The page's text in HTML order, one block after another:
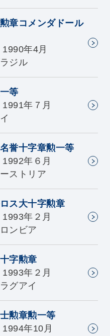
章コメンダドール
年4月
ジル
等
年７月
誉十字章勲一等
年６月
ストリア
ス大十字勲章
年２月
ンビア
字勲章
年２月
グアイ
勲章勲一等
年10月